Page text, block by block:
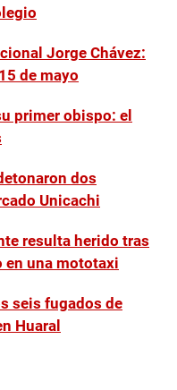
Jorge Chávez:
de mayo
primer obispo: el
dos
Unicachi
resulta herido tras
una mototaxi
seis fugados de
Huaral